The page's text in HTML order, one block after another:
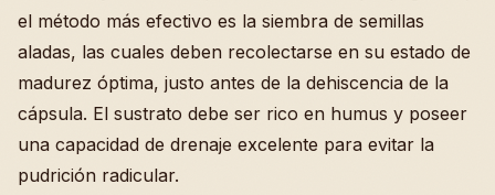
el método más efectivo es la siembra de semillas
aladas, las cuales deben recolectarse en su estado de
madurez óptima, justo antes de la dehiscencia de la
cápsula. El sustrato debe ser rico en humus y poseer
una capacidad de drenaje excelente para evitar la
pudrición radicular.